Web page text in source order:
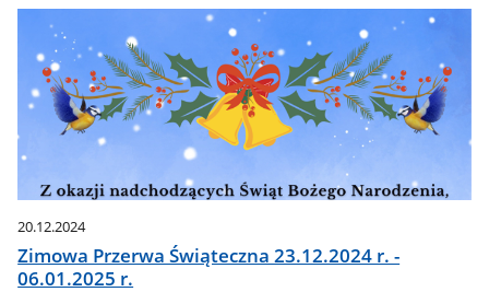
20.12.2024
Zimowa Przerwa Świąteczna 23.12.2024 r. -
06.01.2025 r.